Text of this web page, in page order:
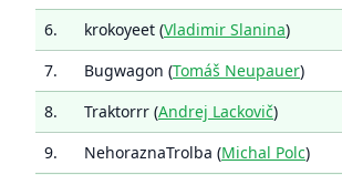
6. krokoyeet (Vladimir Slanina)
7.
Bugwagon (Tomáš Neupauer)
8.
Traktorrr (Andrej Lackovič)
9.
NehoraznaTrolba (Michal Polc)